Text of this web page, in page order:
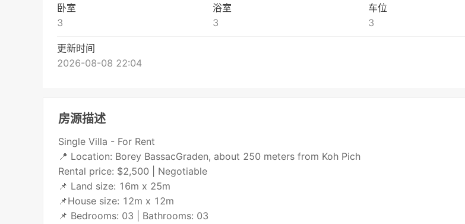
卧室
3
浴室
3
车位
3
更新时间
2026-08-08 22:04
房源描述
Single Villa - For Rent
📍 Location: Borey BassacGraden, about 250 meters from Koh Pich
Rental price: $2,500 | Negotiable
📌 Land size: 16m x 25m
📌House size: 12m x 12m
📌 Bedrooms: 03 | Bathrooms: 03